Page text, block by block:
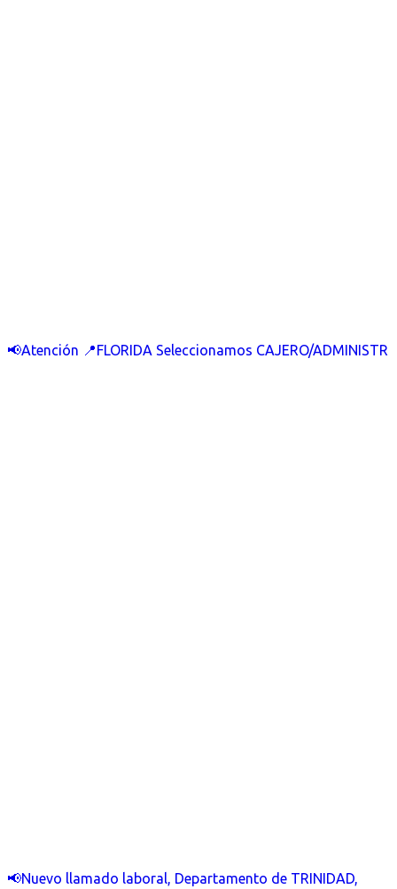
📢Atención 📍FLORIDA Seleccionamos CAJERO/ADMINISTR
📢Nuevo llamado laboral, Departamento de TRINIDAD,